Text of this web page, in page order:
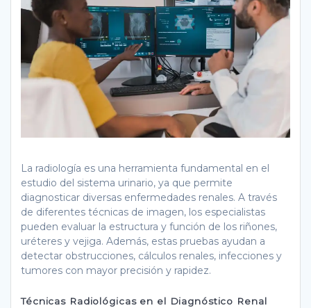
La radiología es una herramienta fundamental en el
estudio del sistema urinario, ya que permite
diagnosticar diversas enfermedades renales. A través
de diferentes técnicas de imagen, los especialistas
pueden evaluar la estructura y función de los riñones,
uréteres y vejiga. Además, estas pruebas ayudan a
detectar obstrucciones, cálculos renales, infecciones y
tumores con mayor precisión y rapidez.
Técnicas Radiológicas en el Diagnóstico Renal